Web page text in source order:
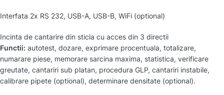
Interfata 2x RS 232, USB-A, USB-B, WiFi (optional)
Incinta de cantarire din sticla cu acces din 3 directii
Functii: autotest, dozare, exprimare procentuala, totalizare,
numarare piese, memorare sarcina maxima, statistica, verificare
greutate, cantariri sub platan, procedura GLP, cantariri instabile,
calibrare pipete (optional), determinare densitate (optional).